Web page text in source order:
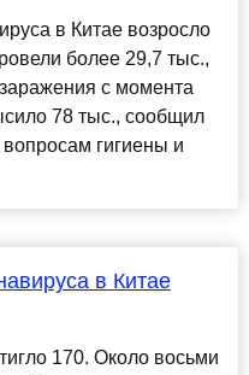
в Китае возросло
более 29,7 тыс.,
с момента
78 тыс., сообщил
гигиены и
в Китае
170. Около восьми